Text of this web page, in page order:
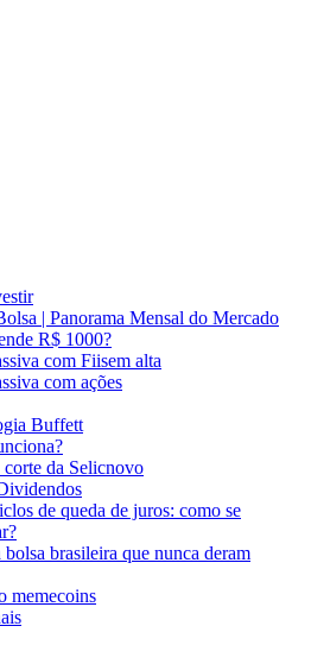
| Panorama Mensal do Mercado
R$ 1000?
com Fiisem alta
com ações
Buffett
da Selicnovo
de queda de juros: como se
bolsa brasileira que nunca deram
memecoins